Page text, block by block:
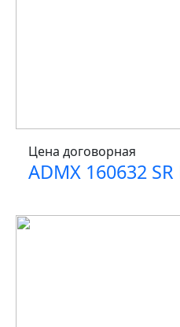
Цена договорная
ADMX 160632